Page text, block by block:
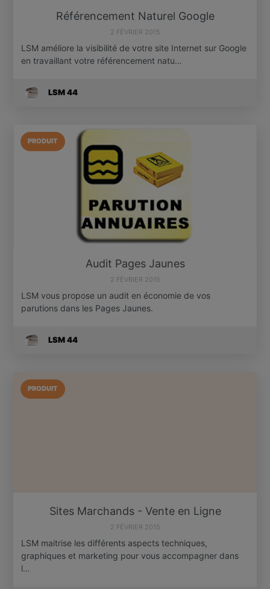
Référencement Naturel Google
2 FÉVRIER 2015
LSM améliore la visibilité de votre site Internet sur Google
en travaillant votre référencement natu…
LSM 44
PRODUIT
Audit Pages Jaunes
2 FÉVRIER 2015
LSM vous propose un audit en économie de vos
parutions dans les Pages Jaunes.
LSM 44
PRODUIT
Sites Marchands - Vente en Ligne
2 FÉVRIER 2015
LSM maitrise les différents aspects techniques,
graphiques et marketing pour vous accompagner dans
l…